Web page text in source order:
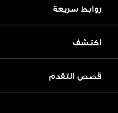
Audi أبوظبي
Audi دبي
روابط سريعة
الطرازات
احجز خدمة
اكتشف
Audi Matcher
قصص التقدم